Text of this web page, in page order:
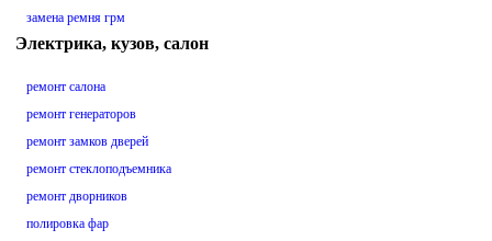
замена ремня грм
Электрика, кузов, салон
ремонт салона
ремонт генераторов
ремонт замков дверей
ремонт стеклоподъемника
ремонт дворников
полировка фар